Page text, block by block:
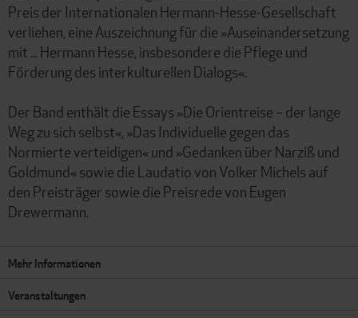
Preis der Internationalen Hermann-Hesse-Gesellschaft
verliehen, eine Auszeichnung für die »Auseinandersetzung
mit ... Hermann Hesse, insbesondere die Pflege und
Förderung des interkulturellen Dialogs«.
Der Band enthält die Essays »Die Orientreise – der lange
Weg zu sich selbst«, »Das Individuelle gegen das
Normierte verteidigen« und »Gedanken über Narziß und
Goldmund« sowie die Laudatio von Volker Michels auf
den Preisträger sowie die Preisrede von Eugen
Drewermann.
Mehr Informationen
Veranstaltungen